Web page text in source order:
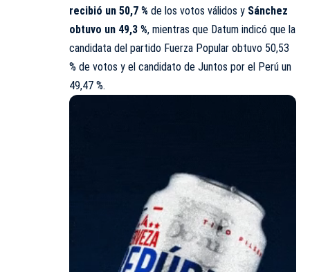
recibió un 50,7 % de los votos válidos y Sánchez
obtuvo un 49,3 %, mientras que Datum indicó que la
candidata del partido Fuerza Popular obtuvo 50,53
% de votos y el candidato de Juntos por el Perú un
49,47 %.